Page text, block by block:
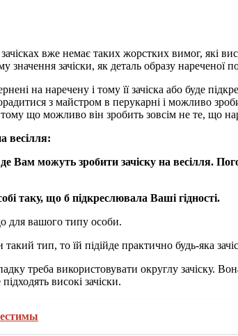
вже немає таких жорстких вимог, які
зачіски, як деталь образу
на наречену і тому її зачіска або буде
з майстром в перукарні і можливо
що можливо він зробить зовсім не те, що
весілля:
Вам можуть зробити зачіску на весілля.
таку, що б підкреслювала Ваші гідності.
до для вашого типу особи.
тип, то їй підійде практично будь-яка
треба використовувати округлу зачіску.
високі зачіски.